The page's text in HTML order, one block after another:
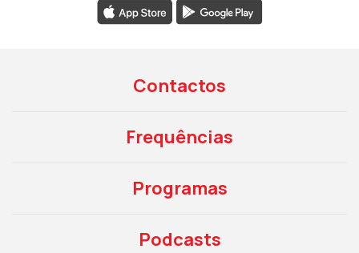
Contactos
Frequências
Programas
Podcasts